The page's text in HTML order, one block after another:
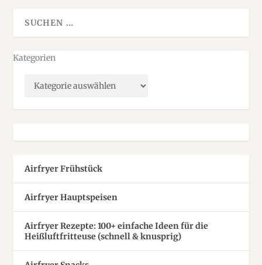
Kategorien
Airfryer Frühstück
Airfryer Hauptspeisen
Airfryer Rezepte: 100+ einfache Ideen für die
Heißluftfritteuse (schnell & knusprig)